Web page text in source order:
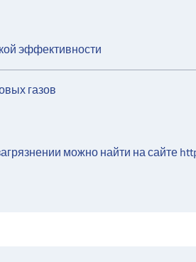
эффективности
газов
можно найти на сайте